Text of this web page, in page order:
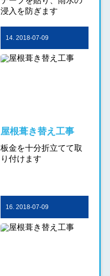
浸入を防ぎます
14. 2018-07-09
屋根葺き替え工事
板金を十分折立てて取
り付けます
16. 2018-07-09